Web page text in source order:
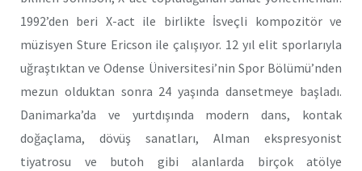
1992’den beri X-act ile birlikte İsveçli kompozitör ve
müzisyen Sture Ericson ile çalışıyor. 12 yıl elit sporlarıyla
uğraştıktan ve Odense Üniversitesi’nin Spor Bölümü’nden
mezun olduktan sonra 24 yaşında dansetmeye başladı.
Danimarka’da ve yurtdışında modern dans, kontak
doğaçlama, dövüş sanatları, Alman ekspresyonist
tiyatrosu ve butoh gibi alanlarda birçok atölye